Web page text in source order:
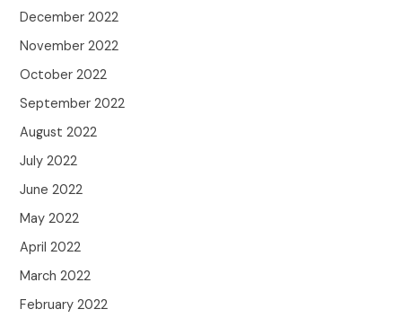
December 2022
November 2022
October 2022
September 2022
August 2022
July 2022
June 2022
May 2022
April 2022
March 2022
February 2022